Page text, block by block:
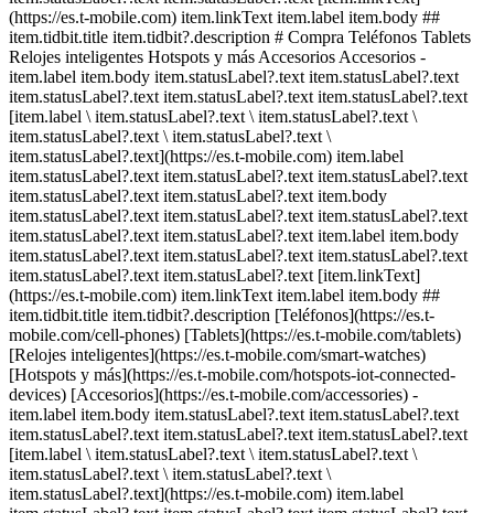
(https://es.t-mobile.com) item.linkText item.label item.body ##
item.tidbit.title item.tidbit?.description # Compra Teléfonos Tablets
Relojes inteligentes Hotspots y más Accesorios Accesorios -
item.label item.body item.statusLabel?.text item.statusLabel?.text
item.statusLabel?.text item.statusLabel?.text item.statusLabel?.text
[item.label \ item.statusLabel?.text \ item.statusLabel?.text \
item.statusLabel?.text \ item.statusLabel?.text \
item.statusLabel?.text](https://es.t-mobile.com) item.label
item.statusLabel?.text item.statusLabel?.text item.statusLabel?.text
item.statusLabel?.text item.statusLabel?.text item.body
item.statusLabel?.text item.statusLabel?.text item.statusLabel?.text
item.statusLabel?.text item.statusLabel?.text item.label item.body
item.statusLabel?.text item.statusLabel?.text item.statusLabel?.text
item.statusLabel?.text item.statusLabel?.text [item.linkText]
(https://es.t-mobile.com) item.linkText item.label item.body ##
item.tidbit.title item.tidbit?.description [Teléfonos](https://es.t-
mobile.com/cell-phones) [Tablets](https://es.t-mobile.com/tablets)
[Relojes inteligentes](https://es.t-mobile.com/smart-watches)
[Hotspots y más](https://es.t-mobile.com/hotspots-iot-connected-
devices) [Accesorios](https://es.t-mobile.com/accessories) -
item.label item.body item.statusLabel?.text item.statusLabel?.text
item.statusLabel?.text item.statusLabel?.text item.statusLabel?.text
[item.label \ item.statusLabel?.text \ item.statusLabel?.text \
item.statusLabel?.text \ item.statusLabel?.text \
item.statusLabel?.text](https://es.t-mobile.com) item.label